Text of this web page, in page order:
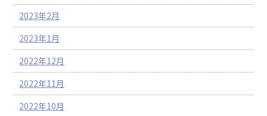
2023年2月
2023年1月
2022年12月
2022年11月
2022年10月